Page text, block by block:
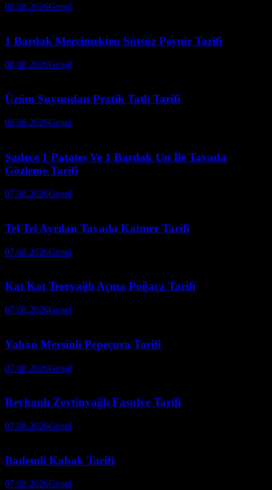
08.08.2026Genel
1 Bardak Mercimekten Sütsüz Peynir Tarifi
08.08.2026Genel
Üzüm Suyundan Pratik Tatlı Tarifi
08.08.2026Genel
Sadece 1 Patates Ve 1 Bardak Un İle Tavada
Gözleme Tarifi
07.08.2026Genel
Tel Tel Ayrılan Tavada Katmer Tarifi
07.08.2026Genel
Kat Kat Tereyağlı Açma Poğaça Tarifi
07.08.2026Genel
Yaban Mersinli Pepeçura Tarifi
07.08.2026Genel
Reyhanlı Zeytinyağlı Fasulye Tarifi
07.08.2026Genel
Bademli Kabak Tarifi
07.08.2026Genel